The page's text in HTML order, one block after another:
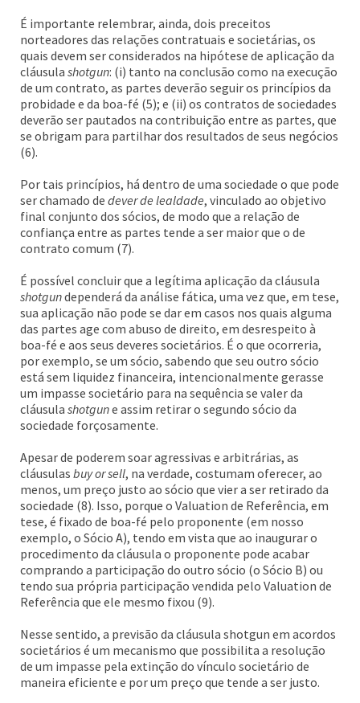
É importante relembrar, ainda, dois preceitos
norteadores das relações contratuais e societárias, os
quais devem ser considerados na hipótese de aplicação da
cláusula shotgun: (i) tanto na conclusão como na execução
de um contrato, as partes deverão seguir os princípios da
probidade e da boa-fé (5); e (ii) os contratos de sociedades
deverão ser pautados na contribuição entre as partes, que
se obrigam para partilhar dos resultados de seus negócios
(6).
Por tais princípios, há dentro de uma sociedade o que pode
ser chamado de dever de lealdade, vinculado ao objetivo
final conjunto dos sócios, de modo que a relação de
confiança entre as partes tende a ser maior que o de
contrato comum (7).
É possível concluir que a legítima aplicação da cláusula
shotgundependerá da análise fática, uma vez que, em tese,
sua aplicação não pode se dar em casos nos quais alguma
das partes age com abuso de direito, em desrespeito à
boa-fé e aos seus deveres societários. É o que ocorreria,
por exemplo, se um sócio, sabendo que seu outro sócio
está sem liquidez financeira, intencionalmente gerasse
um impasse societário para na sequência se valer da
cláusula shotgune assim retirar o segundo sócio da
sociedade forçosamente.
Apesar de poderem soar agressivas e arbitrárias, as
cláusulas buy or sell, na verdade, costumam oferecer, ao
menos, um preço justo ao sócio que vier a ser retirado da
sociedade (8). Isso, porque o Valuation de Referência, em
tese, é fixado de boa-fé pelo proponente (em nosso
exemplo, o Sócio A), tendo em vista que ao inaugurar o
procedimento da cláusula o proponente pode acabar
comprando a participação do outro sócio (o Sócio B) ou
tendo sua própria participação vendida pelo Valuation de
Referência que ele mesmo fixou (9).
Nesse sentido, a previsão da cláusula shotgun em acordos
societários é um mecanismo que possibilita a resolução
de um impasse pela extinção do vínculo societário de
maneira eficiente e por um preço que tende a ser justo.